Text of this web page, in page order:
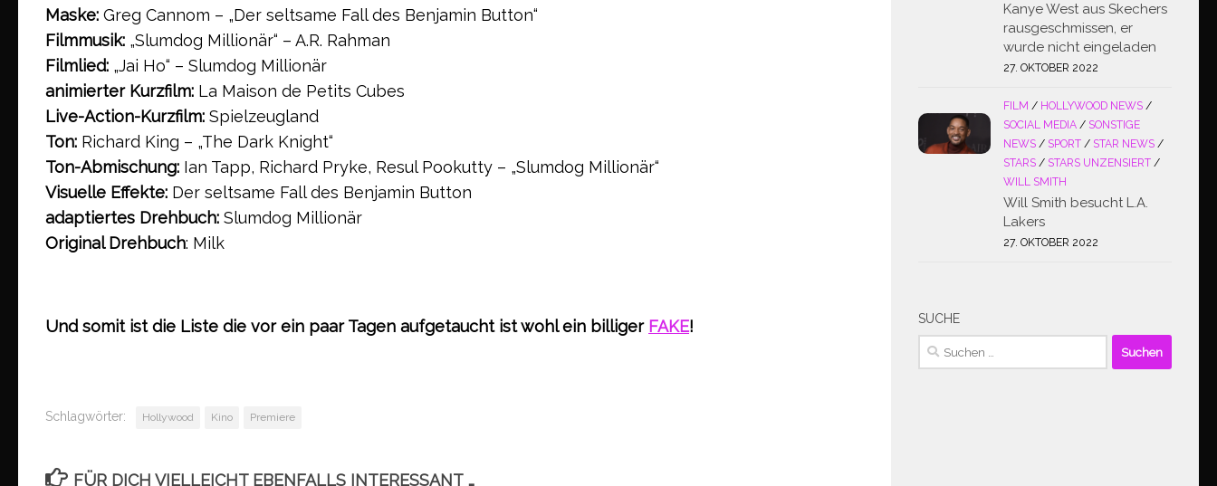
Maske: Greg Cannom – „Der seltsame Fall des Benjamin Button“
Filmmusik: „Slumdog Millionär“ – A.R. Rahman
Filmlied: „Jai Ho“ – Slumdog Millionär
animierter Kurzfilm: La Maison de Petits Cubes
Live-Action-Kurzfilm: Spielzeugland
Ton: Richard King – „The Dark Knight“
Ton-Abmischung: Ian Tapp, Richard Pryke, Resul Pookutty – „Slumdog Millionär“
Visuelle Effekte: Der seltsame Fall des Benjamin Button
adaptiertes Drehbuch: Slumdog Millionär
Original Drehbuch: Milk
Und somit ist die Liste die vor ein paar Tagen aufgetaucht ist wohl ein billiger FAKE!
Schlagwörter: Hollywood Kino Premiere
FÜR DICH VIELLEICHT EBENFALLS INTERESSANT …
Kanye West aus Skechers
rausgeschmissen, er
wurde nicht eingeladen
27. OKTOBER 2022
FILM / HOLLYWOOD NEWS /
SOCIAL MEDIA / SONSTIGE
NEWS / SPORT / STAR NEWS /
STARS / STARS UNZENSIERT /
WILL SMITH
Will Smith besucht L.A.
Lakers
27. OKTOBER 2022
SUCHE
Suchen
nach: